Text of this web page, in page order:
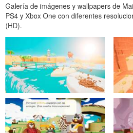
Galería de imágenes y wallpapers de
PS4 y Xbox One con diferentes
(HD).